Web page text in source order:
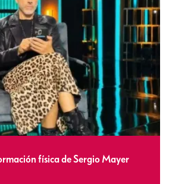
física de Sergio Mayer